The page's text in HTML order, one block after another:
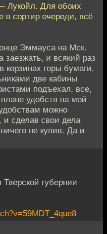
Лукойл. Для обоих
в сортир очереди, всё
Эммауса на Мск.
заезжать, и всякий раз
корзинах горы бумаги,
две кабины
подъехал, все,
удобств на мой
можно
и сделав свои дела
не купив. Да и
губернии